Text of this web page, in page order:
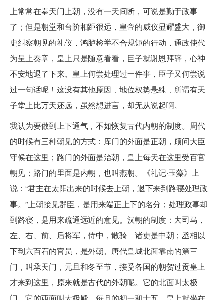
上常常在奉天门上朝，没有一天间断，可说是勤于政事
了；但是朝堂和台阶相距很远，皇帝的威仪显耀盛大，御
史纠察朝见的礼仪，鸿胪检举不合规矩的行动，通政使代
为呈上奏章，皇上只是随意看看，臣子就谢恩拜辞，心神
不安地退了下来。皇上何尝处理过一件事，臣子又何尝说
过一句话呢！这没有其他原因，地位权势悬殊，所谓有天
子堂上比万天还远，虽然想进言，却无从说起啊。
我认为要做到上下通气，不如恢复古代内朝的制度。周代
的时候有三种朝见的方式：库门的外面是正朝，顾问大臣
守候在这里；路门的外面是治朝，皇上每天在这里受百官
朝见；路门的里面是内朝，也叫燕朝。《礼记·玉藻》上
说：“君主在太阳出来的时候去上朝，退下来到路寝处理政
事。”上朝接见群臣，是用来端正上下的名分；处理政事却
到路寝，是用来疏通远近的意见。汉朝的制度：大司马，
左、右、前、后将军，侍中，散骑，诸吏是中朝；丞相以
下到六百石的官员，是外朝。唐代皇城北面靠南的第三
门，叫承天门，元旦和冬至节，接受各国的朝贺过贡皇上
才来到这里，原来就是古代的外朝呢。它的北面叫太极